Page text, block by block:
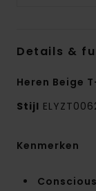
Details &
Heren Beige
Stijl
Kenmerken